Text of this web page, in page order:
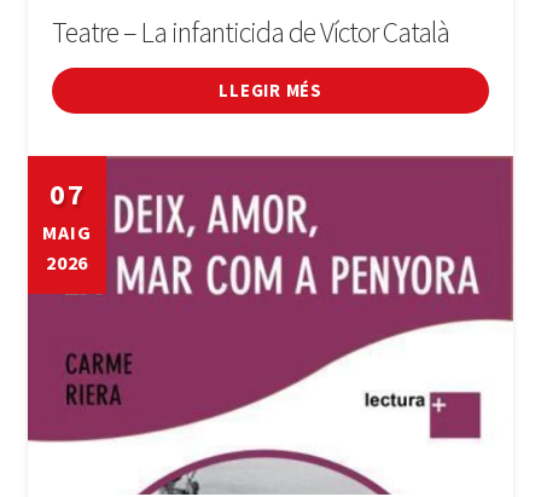
Teatre – La infanticida de Víctor Català
LLEGIR MÉS
07
MAIG
2026